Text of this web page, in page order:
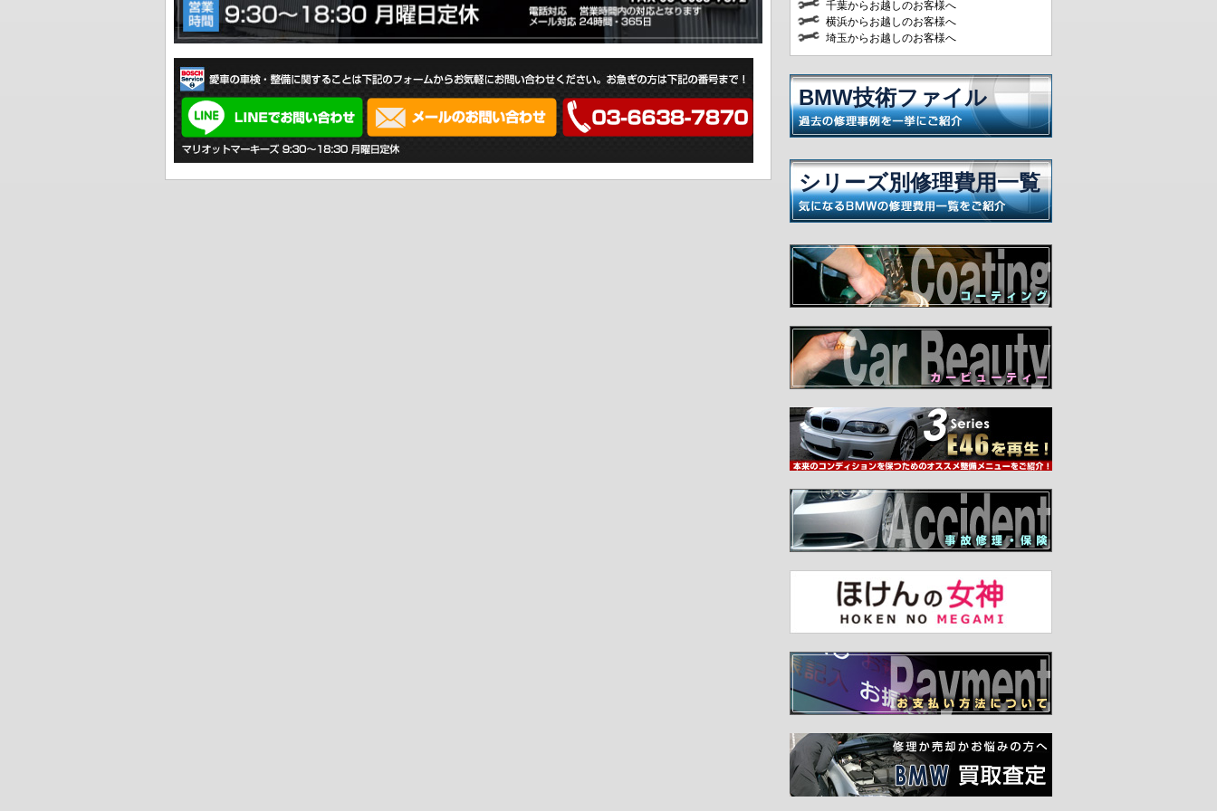
千葉からお越しのお客様へ
横浜からお越しのお客様へ
埼玉からお越しのお客様へ
BMW技術ファイル
シリーズ別修理費用一覧